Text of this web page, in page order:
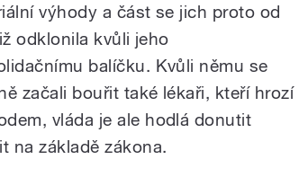
výhody a část se jich proto od
odklonila kvůli jeho
balíčku. Kvůli němu se
začali bouřit také lékaři, kteří hrozí
vláda je ale hodlá donutit
na základě zákona.